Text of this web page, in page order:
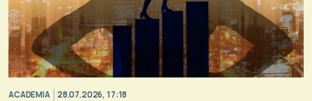
ACADEMIA 28.07.2026, 17:18